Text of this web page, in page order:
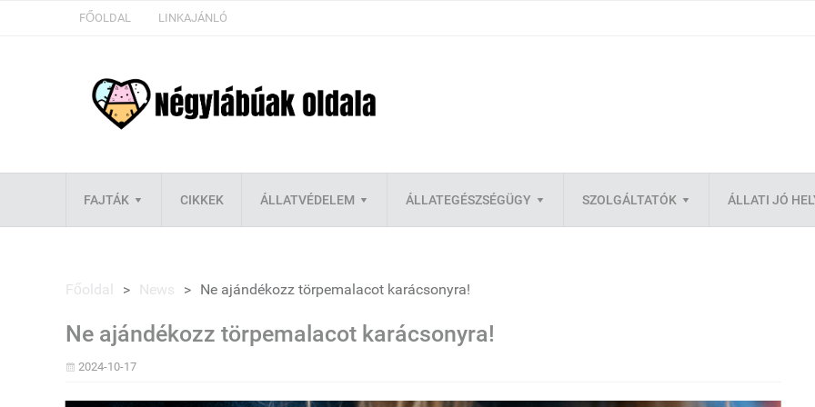
FŐOLDAL LINKAJÁNLÓ
FAJTÁK CIKKEK ÁLLATVÉDELEM ÁLLATEGÉSZSÉGÜGY SZOLGÁLTATÓK ÁLLATI JÓ
Főoldal > News > Ne ajándékozz törpemalacot karácsonyra!
Ne ajándékozz törpemalacot karácsonyra!
2024-10-17